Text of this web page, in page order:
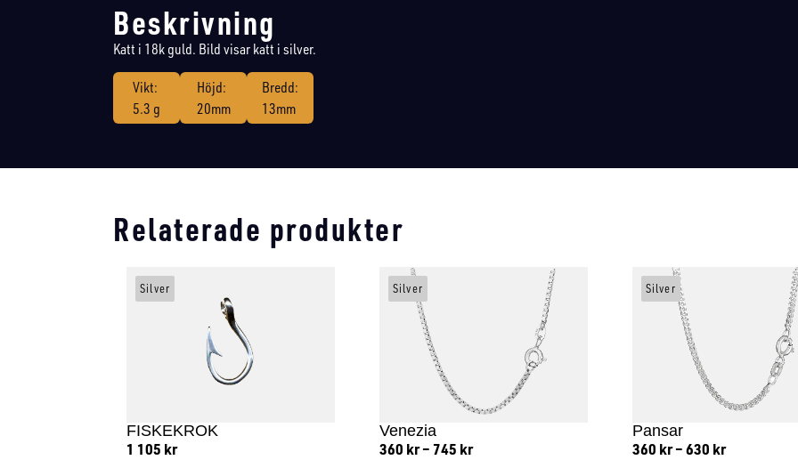
Beskrivning
Katt i 18k guld. Bild visar katt i silver.
Vikt:
5.3 g
Höjd:
20mm
Bredd:
13mm
Relaterade produkter
FISKEKROK
1 105 kr
Silver
Venezia
360 kr –745 kr
Silver
Pansar
360 kr –630 kr
Silver